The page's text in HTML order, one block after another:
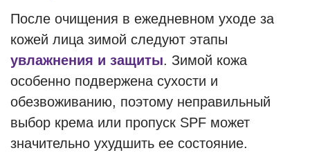
После очищения в ежедневном уходе за
кожей лица зимой следуют этапы
увлажнения и защиты. Зимой кожа
особенно подвержена сухости и
обезвоживанию, поэтому неправильный
выбор крема или пропуск SPF может
значительно ухудшить ее состояние.